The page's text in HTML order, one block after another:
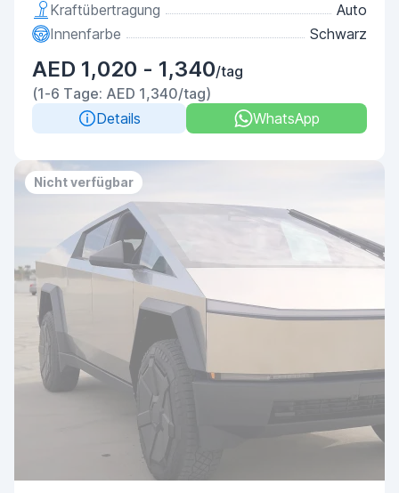
Kraftübertragung
Auto
Innenfarbe
Schwarz
AED 1,020 - 1,340/tag
(1-6 Tage: AED 1,340/tag)
Details
WhatsApp
Nicht verfügbar